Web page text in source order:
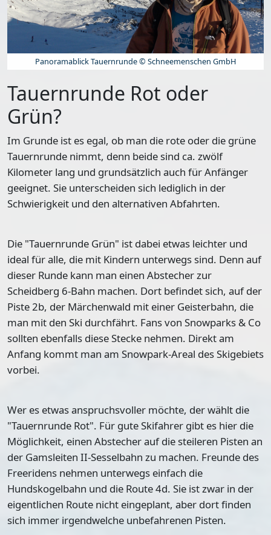
Panoramablick Tauernrunde © Schneemenschen GmbH
Tauernrunde Rot oder
Grün?
Im Grunde ist es egal, ob man die rote oder die grüne
Tauernrunde nimmt, denn beide sind ca. zwölf
Kilometer lang und grundsätzlich auch für Anfänger
geeignet. Sie unterscheiden sich lediglich in der
Schwierigkeit und den alternativen Abfahrten.
Die "Tauernrunde Grün" ist dabei etwas leichter und
ideal für alle, die mit Kindern unterwegs sind. Denn auf
dieser Runde kann man einen Abstecher zur
Scheidberg 6-Bahn machen. Dort befindet sich, auf der
Piste 2b, der Märchenwald mit einer Geisterbahn, die
man mit den Ski durchfährt. Fans von Snowparks & Co
sollten ebenfalls diese Stecke nehmen. Direkt am
Anfang kommt man am Snowpark-Areal des Skigebiets
vorbei.
Wer es etwas anspruchsvoller möchte, der wählt die
"Tauernrunde Rot". Für gute Skifahrer gibt es hier die
Möglichkeit, einen Abstecher auf die steileren Pisten an
der Gamsleiten II-Sesselbahn zu machen. Freunde des
Freeridens nehmen unterwegs einfach die
Hundskogelbahn und die Route 4d. Sie ist zwar in der
eigentlichen Route nicht eingeplant, aber dort finden
sich immer irgendwelche unbefahrenen Pisten.